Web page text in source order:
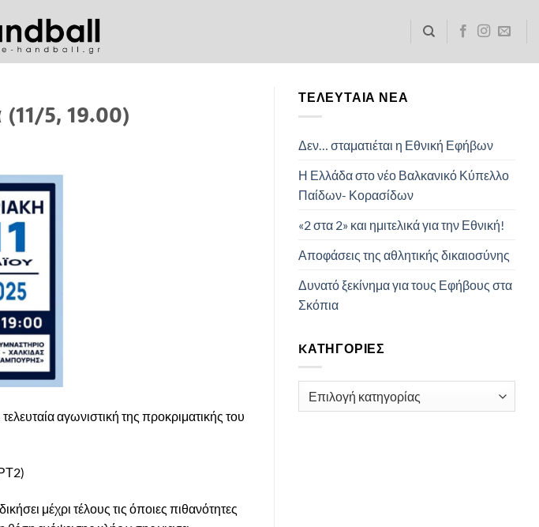
(11/5, 19.00)
αγωνιστική της προκριματικής του
μέχρι τέλους τις όποιες πιθανότητες
ΤΕΛΕΥΤΑΊΑ ΝΈΑ
Δεν… σταματιέται η Εθνική Εφήβων
Η Ελλάδα στο νέο Βαλκανικό Κύπελλο
Παίδων- Κορασίδων
«2 στα 2» και ημιτελικά για την Εθνική!
Αποφάσεις της αθλητικής δικαιοσύνης
Δυνατό ξεκίνημα για τους Εφήβους στα
Σκόπια
KΑΤΗΓΟΡΊΕΣ
Kατηγορίες